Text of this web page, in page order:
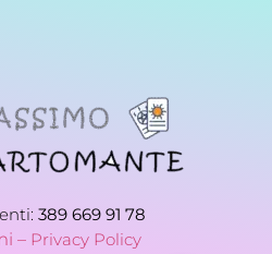
389 669 91 78
– Privacy Policy